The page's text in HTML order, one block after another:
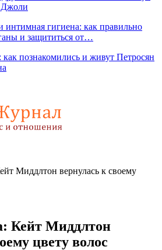
интимная гигиена: как правильно
и защититься от…
познакомились и живут Петросян
Миддлтон вернулась к своему
Кейт Миддлтон
цвету волос